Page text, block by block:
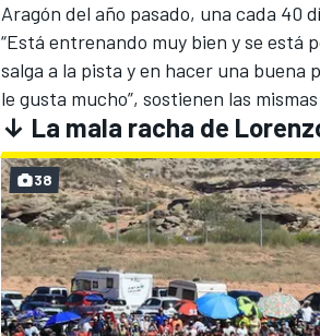
MÁS CATEGORÍAS
Aragón del año pasado, una cada 40
“Está entrenando muy bien y se está
salga a la pista y en hacer una buena
le gusta mucho”, sostienen las
↓ La mala racha de
38